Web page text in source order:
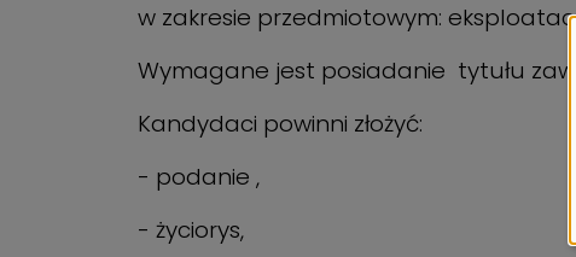
w zakresie przedmiotowym:
Wymagane jest posiadanie tytułu
Kandydaci powinni złożyć:
- podanie ,
- życiorys,